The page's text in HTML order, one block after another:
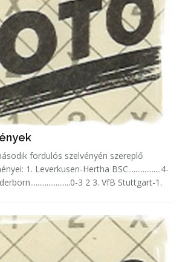
fordulós szelvényén szereplő
3 2 3. VfB Stuttgart-1.